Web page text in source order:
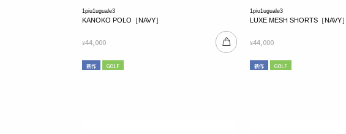
1piu1uguale3
KANOKO POLO［NAVY］
¥44,000
新作 GOLF
1piu1uguale3
LUXE MESH SHORTS［NAVY］
¥44,000
新作 GOLF